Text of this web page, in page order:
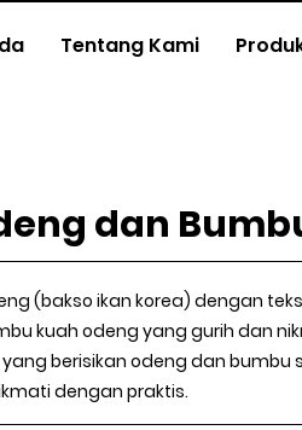
Tentang Kami
dan
(bakso ikan korea) dengan
kuah odeng yang gurih dan
berisikan odeng dan
dengan praktis.